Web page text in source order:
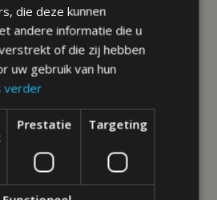
die deze kunnen
andere informatie die u
of die zij hebben
uw gebruik van hun
verder
Prestatie Targeting